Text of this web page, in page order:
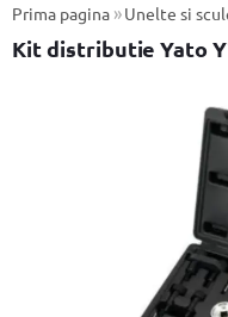
Prima pagina »Unelte si
Kit distributie Yato